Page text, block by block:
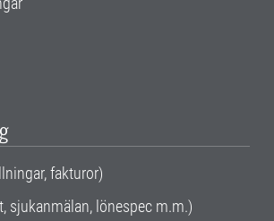
fakturor)
sjukanmälan, lönespec m.m.)